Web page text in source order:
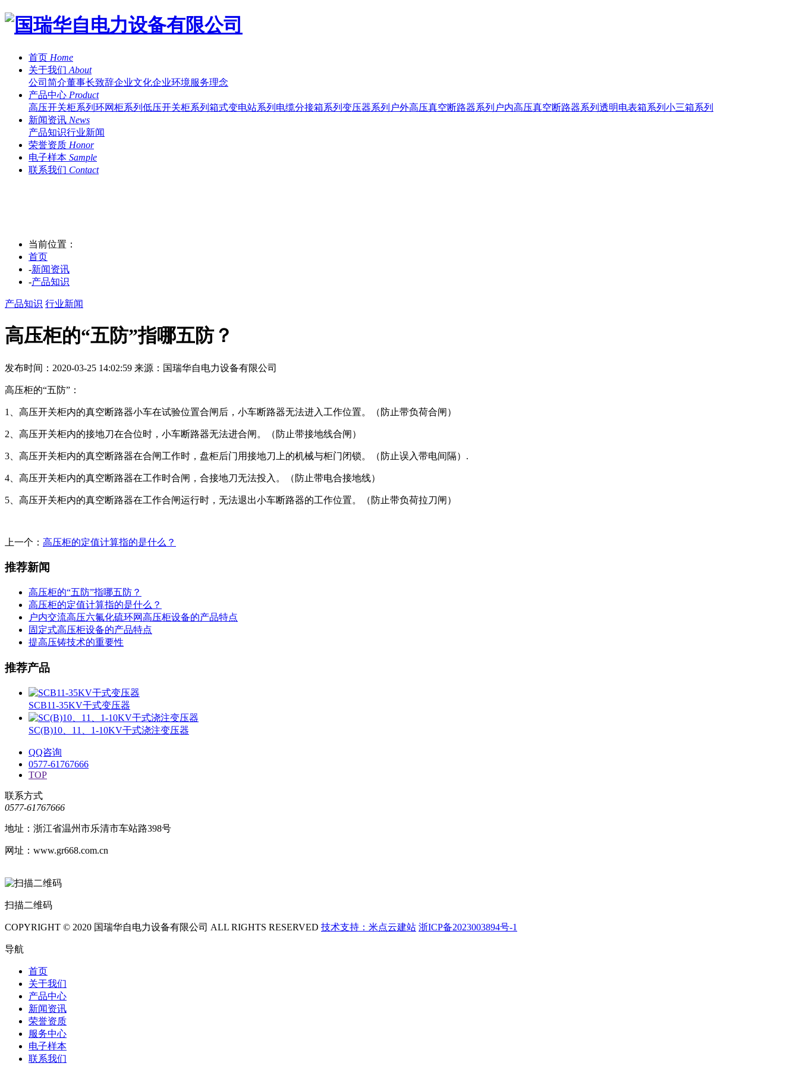
首页 Home
关于我们 About
公司简介董事长致辞企业文化企业环境服务理念
产品中心 Product
高压开关柜系列 环网柜系列 低压开关柜系列 箱式变电站系列 电缆分接箱系列 变压器系列 户外高压真空断路器系列 户内高压真空断路器系列 透明电表箱系列 小三箱系列
新闻资讯 News
产品知识行业新闻
荣誉资质 Honor
电子样本 Sample
联系我们 Contact
当前位置：
首页
-新闻资讯
-产品知识
产品知识 行业新闻
高压柜的“五防”指哪五防？
发布时间：2020-03-25 14:02:59 来源：国瑞华自电力设备有限公司
高压柜的“五防”：
1、高压开关柜内的真空断路器小车在试验位置合闸后，小车断路器无法进入工作位置。（防止带负荷合闸）
2、高压开关柜内的接地刀在合位时，小车断路器无法进合闸。（防止带接地线合闸）
3、高压开关柜内的真空断路器在合闸工作时，盘柜后门用接地刀上的机械与柜门闭锁。（防止误入带电间隔）.
4、高压开关柜内的真空断路器在工作时合闸，合接地刀无法投入。（防止带电合接地线）
5、高压开关柜内的真空断路器在工作合闸运行时，无法退出小车断路器的工作位置。（防止带负荷拉刀闸）
上一个： 高压柜的定值计算指的是什么？
推荐新闻
高压柜的“五防”指哪五防？
高压柜的定值计算指的是什么？
户内交流高压六氟化硫环网高压柜设备的产品特点
固定式高压柜设备的产品特点
提高压铸技术的重要性
推荐产品
SCB11-35KV干式变压器
SC(B)10、11、1-10KV干式浇注变压器
QQ咨询
0577-61767666
TOP
联系方式
0577-61767666
地址：浙江省温州市乐清市车站路398号
网址：www.gr668.com.cn
扫描二维码
COPYRIGHT © 2020 国瑞华自电力设备有限公司 ALL RIGHTS RESERVED 技术支持：米点云建站 浙ICP备2023003894号-1
导航
首页
关于我们
产品中心
新闻资讯
荣誉资质
服务中心
电子样本
联系我们